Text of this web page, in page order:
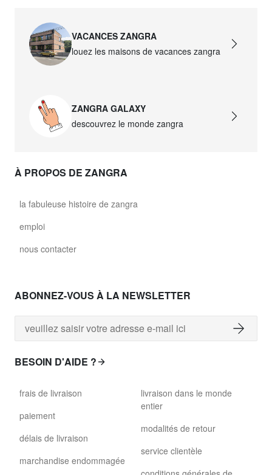
VACANCES ZANGRA
louez les maisons de vacances zangra
ZANGRA GALAXY
descouvrez le monde zangra
À PROPOS DE ZANGRA
la fabuleuse histoire de zangra
emploi
nous contacter
ABONNEZ-VOUS À LA NEWSLETTER
BESOIN D'AIDE ?
frais de livraison
paiement
délais de livraison
marchandise endommagée
livraison dans le monde
entier
modalités de retour
service clientèle